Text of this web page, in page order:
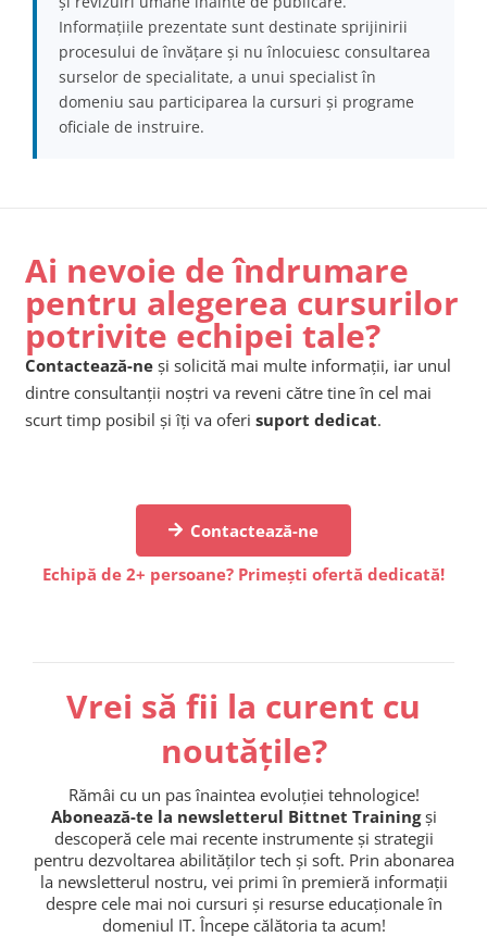
Informațiile prezentate sunt destinate sprijinirii
procesului de învățare și nu înlocuiesc consultarea
surselor de specialitate, a unui specialist în
domeniu sau participarea la cursuri și programe
oficiale de instruire.
Ai nevoie de îndrumare
pentru alegerea cursurilor
potrivite echipei tale?
Contactează-ne și solicită mai multe informații, iar unul
dintre consultanții noștri va reveni către tine în cel mai
scurt timp posibil și îți va oferi suport dedicat.
Contactează-ne
Echipă de 2+ persoane? Primești ofertă dedicată!
Vrei să fii la curent cu
noutățile?
Rămâi cu un pas înaintea evoluției tehnologice!
Abonează-te la newsletterul Bittnet Trainingși
descoperă cele mai recente instrumente și strategii
pentru dezvoltarea abilităților tech și soft. Prin abonarea
la newsletterul nostru, vei primi în premieră informații
despre cele mai noi cursuri și resurse educaționale în
domeniul IT. Începe călătoria ta acum!